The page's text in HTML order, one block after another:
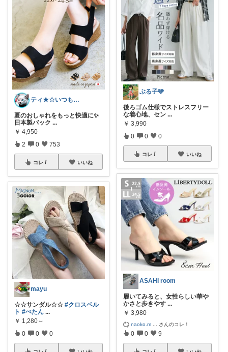
ティ★☆いつもありがとうございます♪☆★
夏のおしゃれをもっと快適に✨
日本製バック ...
￥ 4,950
2 0 753
コレ いいね
mayu
☆☆サンダル☆☆ #クロスベル
ト #ぺたん ...
￥ 1,280～
0 0 0
ぶる子🩵
後ろゴム仕様でストレスフリー
な着心地、セン ...
￥ 3,990
0 0 0
コレ いいね
ASAHI room
履いてみると、女性らしい華や
かさと歩きやす ...
￥ 3,980
naoko.m さんのコレ！
0 0 9